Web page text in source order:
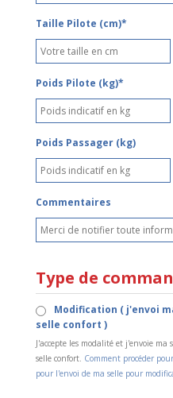
Taille Pilote (cm)*
Poids Pilote (kg)*
Poids Passager (kg)
Commentaires
Type de
Modification ( j'envoi
selle confort )
J'accepte les modalité et j'envoie
selle confort. Comment procéder
pour l'envoi de ma selle pour